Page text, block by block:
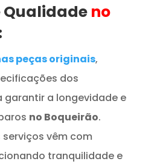
Qualidadeno
peças originais,
dos
garantir a longevidade e
no Boqueirão.
vêm com
tranquilidade e